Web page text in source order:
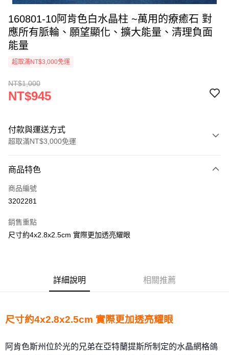
160801-10阿肯色白水晶柱 ~萬用的療癒石 對
應所有脈輪、願望顯化、擴大能量、清理負面
能量
超取滿NT$3,000免運
NT$1,000
NT$945
付款與運送方式
超取滿NT$3,000免運
信用卡一次付款
超商取貨付款
Apple Pay
運送方式
每筆NT$80，滿NT$3,000(含以上)免運費
商品特色
商品編號
3202281
銷售重點
尺寸約4x2.8x2.5cm 實際更加透亮耀眼
詳細說明 相關推薦
尺寸約4x2.8x2.5cm 實際更加透亮耀眼
阿肯色斯州位於光的兄弟在亞特蘭提斯所制定的水晶網格鴿